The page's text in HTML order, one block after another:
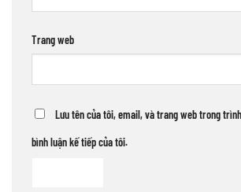
Trang web
Lưu tên của tôi, email, và trang web trong
bình luận kế tiếp của tôi.